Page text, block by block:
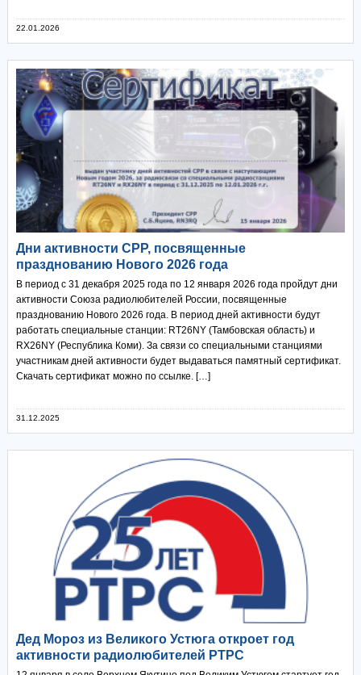
22.01.2026
Дни активности СРР, посвященные
празднованию Нового 2026 года
В период с 31 декабря 2025 года по 12 января 2026 года пройдут дни
активности Союза радиолюбителей России, посвященные
празднованию Нового 2026 года. В период дней активности будут
работать специальные станции: RT26NY (Тамбовская область) и
RX26NY (Республика Коми). За связи со специальными станциями
участникам дней активности будет выдаваться памятный сертификат.
Скачать сертификат можно по ссылке. […]
31.12.2025
Дед Мороз из Великого Устюга откроет год
активности радиолюбителей РТРС